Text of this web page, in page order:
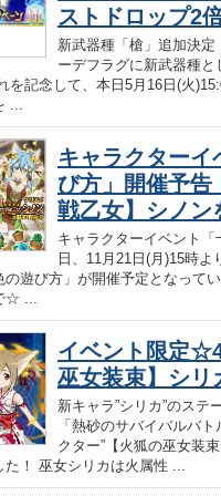
ストドロップ2
新武器種「槍」追加決
ーデフラグに新武器種
を記念して、本日5月16日(火
...
キャラクター
び方」開催予告
戦乙女】シノン
キャラクターイベント
日、11月21日(月)15時
の遊び方」が開催予定となって
☆ ...
イベント限定
巫女装束】シリ
新キャラ”シリカ”のステ
「熱砂のサバイバルバ
クター”【火狐の巫女装
た！ 巫女シリカは火属性 ...